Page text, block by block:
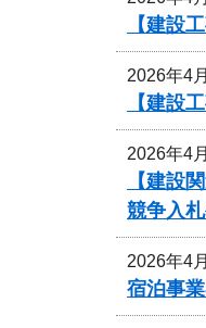
【建設
2026年4
【建設
2026年4
【建設
競争入
2026年4
宿泊事